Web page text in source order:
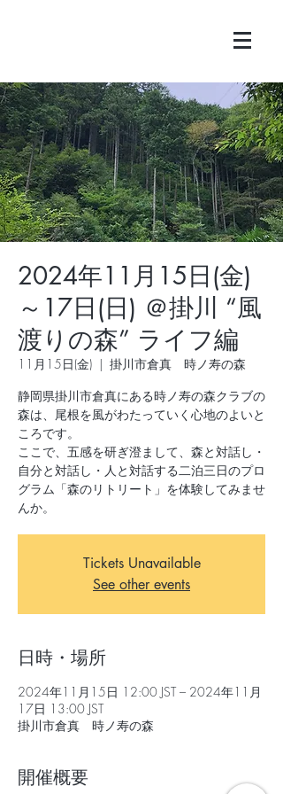
2024年11月15日(金)
～17日(日) ＠掛川 “風
渡りの森” ライフ編
11月15日(金)
  |
掛川市倉真 時ノ寿の森
静岡県掛川市倉真にある時ノ寿の森クラブの
森は、尾根を風がわたっていく心地のよいと
ころです。
ここで、五感を研ぎ澄まして、森と対話し・
自分と対話し・人と対話する二泊三日のプロ
グラム「森のリトリート」を体験してみませ
んか。
Tickets Unavailable
See other events
日時・場所
2024年11月15日 12:00 JST – 2024年11月
17日 13:00 JST
掛川市倉真 時ノ寿の森
開催概要